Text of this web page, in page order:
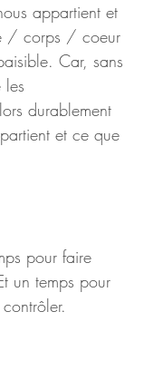
appartient et
/ corps / coeur
Car, sans
les
durablement
et ce que
pour faire
un temps pour